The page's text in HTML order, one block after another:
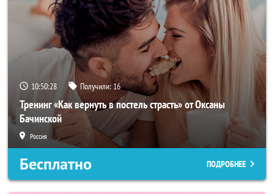
10:50:27 Получили: 16
Тренинг «Как вернуть в постель страсть» от Оксаны
Бачинской
Россия
Бесплатно ПОДРОБНЕЕ